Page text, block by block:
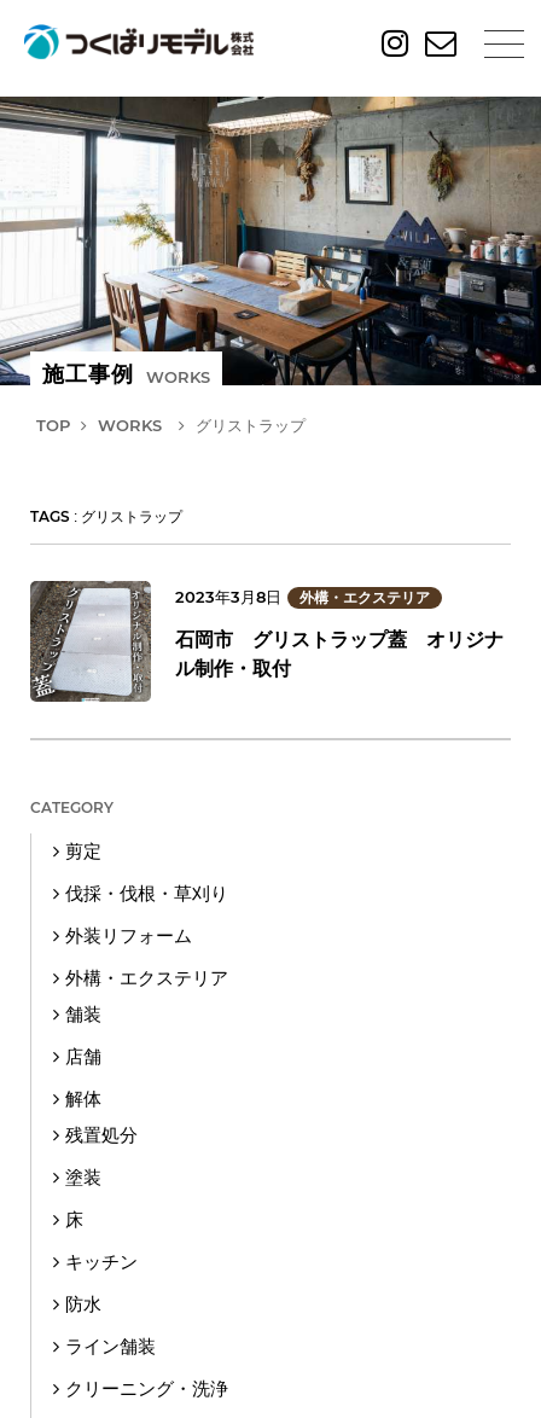
施工事例 WORKS
TOP WORKS グリストラップ
TAGS : グリストラップ
2023年3月8日 外構・エクステリア
石岡市 グリストラップ蓋 オリジナ
ル制作・取付
CATEGORY
剪定
伐採・伐根・草刈り
外装リフォーム
外構・エクステリア
舗装
店舗
解体
残置処分
塗装
床
キッチン
防水
ライン舗装
クリーニング・洗浄